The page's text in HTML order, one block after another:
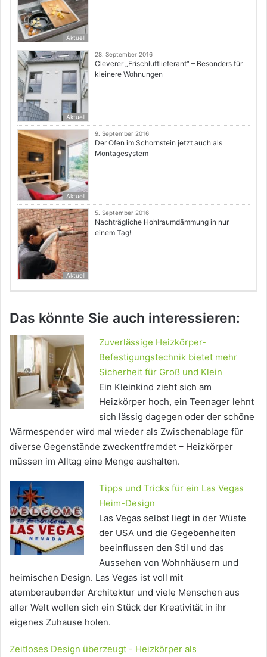
Aktuell
Aktuell
28. September 2016
Cleverer „Frischluftlieferant“ – Besonders für
kleinere Wohnungen
Aktuell
9. September 2016
Der Ofen im Schornstein jetzt auch als
Montagesystem
Aktuell
5. September 2016
Nachträgliche Hohlraumdämmung in nur
einem Tag!
Das könnte Sie auch interessieren:
Zuverlässige Heizkörper-
Befestigungstechnik bietet mehr
Sicherheit für Groß und Klein
Ein Kleinkind zieht sich am
Heizkörper hoch, ein Teenager lehnt
sich lässig dagegen oder der schöne
Wärmespender wird mal wieder als Zwischenablage für
diverse Gegenstände zweckentfremdet – Heizkörper
müssen im Alltag eine Menge aushalten.
Tipps und Tricks für ein Las Vegas
Heim-Design
Las Vegas selbst liegt in der Wüste
der USA und die Gegebenheiten
beeinflussen den Stil und das
Aussehen von Wohnhäusern und
heimischen Design. Las Vegas ist voll mit
atemberaubender Architektur und viele Menschen aus
aller Welt wollen sich ein Stück der Kreativität in ihr
eigenes Zuhause holen.
Zeitloses Design überzeugt - Heizkörper als